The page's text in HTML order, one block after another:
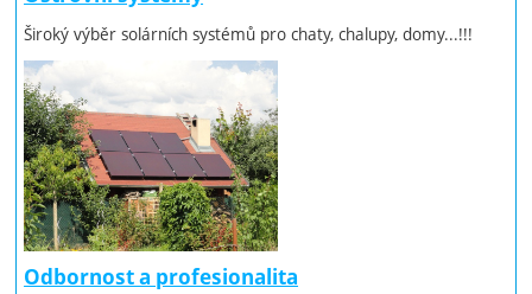
Široký výběr solárních systémů pro chaty, chalupy, domy...!!!
Odbornost a profesionalita